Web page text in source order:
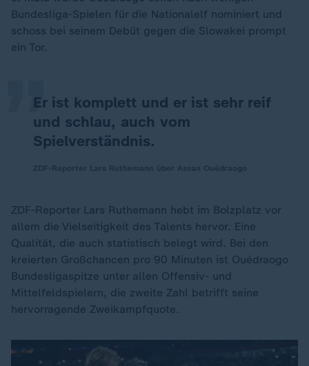
Bundesliga-Spielen für die Nationalelf nominiert und
schoss bei seinem Debüt gegen die Slowakei prompt
ein Tor.
Er ist komplett und er ist sehr reif
und schlau, auch vom
Spielverständnis.
„
ZDF-Reporter Lars Ruthemann hebt im Bolzplatz vor
allem die Vielseitigkeit des Talents hervor. Eine
Qualität, die auch statistisch belegt wird. Bei den
kreierten Großchancen pro 90 Minuten ist Ouédraogo
Bundesligaspitze unter allen Offensiv- und
Mittelfeldspielern, die zweite Zahl betrifft seine
hervorragende Zweikampfquote.